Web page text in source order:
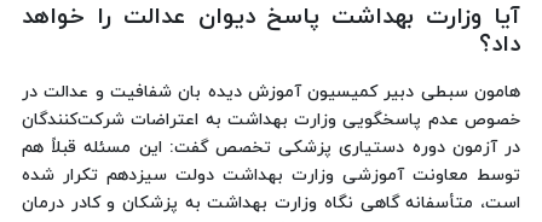
آیا وزارت بهداشت پاسخ دیوان عدالت را خواهد
داد؟
هامون سبطی دبیر کمیسیون آموزش دیده بان شفافیت و عدالت در
خصوص عدم پاسخگویی وزارت بهداشت به اعتراضات شرکت‌کنندگان
در آزمون دوره دستیاری پزشکی تخصص گفت: این مسئله قبلاً هم
توسط معاونت آموزشی وزارت بهداشت دولت سیزدهم تکرار شده
است، متأسفانه گاهی نگاه وزارت بهداشت به پزشکان و کادر درمان